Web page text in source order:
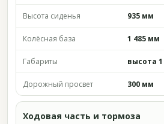
Высота сиденья 935 мм
Колёсная база 1 485 мм
Габариты высота
Дорожный просвет 300 мм
Ходовая часть и тормоза